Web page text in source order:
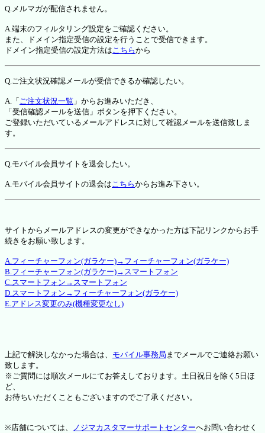
Q.メルマガが配信されません。
A.端末のフィルタリング設定をご確認ください。
また、ドメイン指定受信の設定を行うことで受信できます。
ドメイン指定受信の設定方法はこちらから
Q.ご注文状況確認メールが受信できるか確認したい。
A.「 ご注文状況一覧 」からお進みいただき、
「受信確認メールを送信」ボタンを押下ください。
ご登録いただいているメールアドレスに対して確認メールを送信致しま
す。
Q.モバイル会員サイトを退会したい。
A.モバイル会員サイトの退会はこちらからお進み下さい。
サイトからメールアドレスの変更ができなかった方は下記リンクからお手
続きをお願い致します。
A.フィーチャーフォン(ガラケー)→フィーチャーフォン(ガラケー)
B.フィーチャーフォン(ガラケー)→スマートフォン
C.スマートフォン→スマートフォン
D.スマートフォン→フィーチャーフォン(ガラケー)
E.アドレス変更のみ(機種変更なし)
上記で解決しなかった場合は、 モバイル事務局 までメールでご連絡お願い
致します。
※ご質問には順次メールにてお答えしております。土日祝日を除く5日ほ
ど、
お待ちいただくこともございますのでご了承ください。
※店舗については、 ノジマカスタマーサポートセンターへお問い合わせく